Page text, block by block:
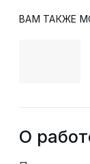
ВАМ ТАКЖЕ
О